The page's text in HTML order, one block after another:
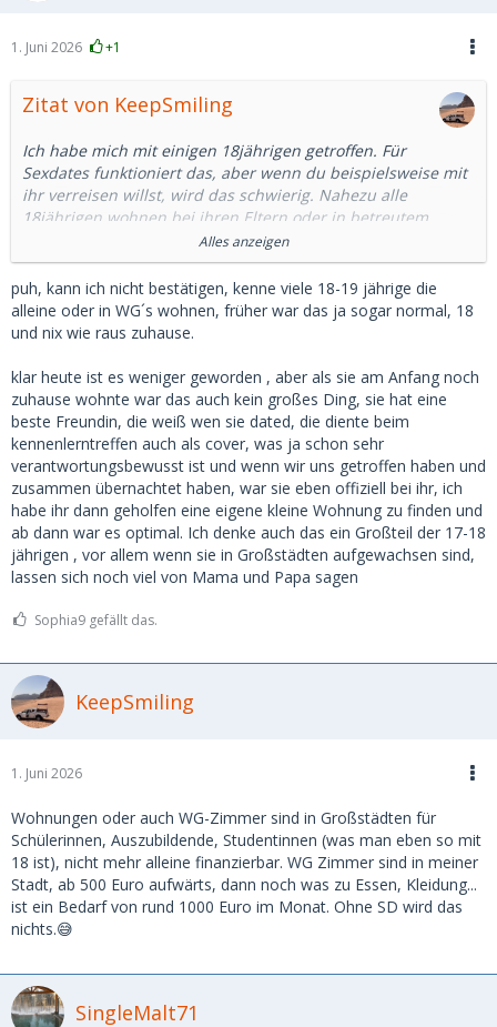
1. Juni 2026 +1
Zitat von KeepSmiling
Ich habe mich mit einigen 18jährigen getroffen. Für
Sexdates funktioniert das, aber wenn du beispielsweise mit
ihr verreisen willst, wird das schwierig. Nahezu alle
18jährigen wohnen bei ihren Eltern oder in betreutem
Wohnen. Nur wenige haben Lust ihren Eltern oder dem
Betreuer vom Sugardaddy zu berichten.
Es gibt keine pauschale Regel, aber tendenziell ist eine
Beziehung mit 18jährigen eher schwierig. Auch können sie
Die 18jährige, deren Mutter Sugardating gut findet, die ist
mir noch nicht begegnet.
Ich hatte einige Zeit eine 18jährige gedated.
Übernachtungen oder Treffen nach 23 Uhr waren nicht
möglich.
Alles anzeigen
puh, kann ich nicht bestätigen, kenne viele 18-19 jährige die
alleine oder in WG´s wohnen, früher war das ja sogar normal, 18
und nix wie raus zuhause.
klar heute ist es weniger geworden , aber als sie am Anfang noch
zuhause wohnte war das auch kein großes Ding, sie hat eine
beste Freundin, die weiß wen sie dated, die diente beim
kennenlerntreffen auch als cover, was ja schon sehr
verantwortungsbewusst ist und wenn wir uns getroffen haben und
zusammen übernachtet haben, war sie eben offiziell bei ihr, ich
habe ihr dann geholfen eine eigene kleine Wohnung zu finden und
ab dann war es optimal. Ich denke auch das ein Großteil der 17-18
jährigen , vor allem wenn sie in Großstädten aufgewachsen sind,
lassen sich noch viel von Mama und Papa sagen
Sophia9 gefällt das.
KeepSmiling
1. Juni 2026
Wohnungen oder auch WG-Zimmer sind in Großstädten für
Schülerinnen, Auszubildende, Studentinnen (was man eben so mit
18 ist), nicht mehr alleine finanzierbar. WG Zimmer sind in meiner
Stadt, ab 500 Euro aufwärts, dann noch was zu Essen, Kleidung...
ist ein Bedarf von rund 1000 Euro im Monat. Ohne SD wird das
nichts.😅
SingleMalt71